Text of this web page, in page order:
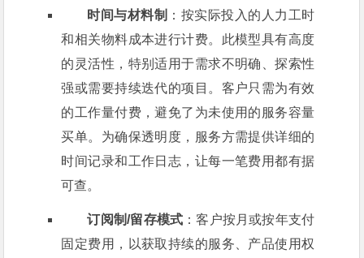
时间与材料制 ：按实际投入的人力工时
和相关物料成本进行计费。此模型具有高度
的灵活性，特别适用于需求不明确、探索性
强或需要持续迭代的项目。客户只需为有效
的工作量付费，避免了为未使用的服务容量
买单。为确保透明度，服务方需提供详细的
时间记录和工作日志，让每一笔费用都有据
可查。
订阅制/留存模式 ：客户按月或按年支付
固定费用，以获取持续的服务、产品使用权